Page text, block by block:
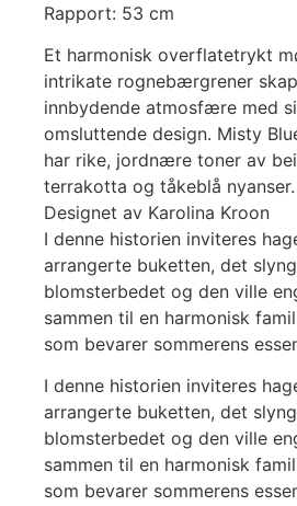
Rapport: 53 cm
Et harmonisk overflatetrykt
intrikate rognebærgrener
innbydende atmosfære med
omsluttende design. Misty
har rike, jordnære toner av
terrakotta og tåkeblå nyanser.
Designet av Karolina Kroon
I denne historien inviteres
arrangerte buketten, det
blomsterbedet og den ville
sammen til en harmonisk
som bevarer sommerens
I denne historien inviteres
arrangerte buketten, det
blomsterbedet og den ville
sammen til en harmonisk
som bevarer sommerens